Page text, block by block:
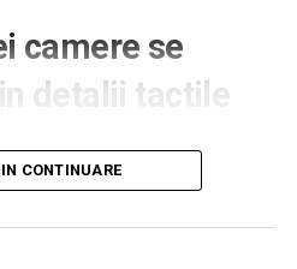
camere se
detalii tactile
este una dintre primele
un oaspete atunci când
și moliciunea potrivite,
CONTINUARE